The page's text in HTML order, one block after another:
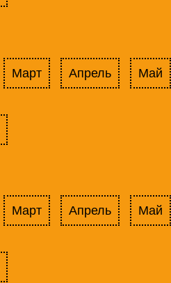
Март Апрель Май
Март Апрель Май